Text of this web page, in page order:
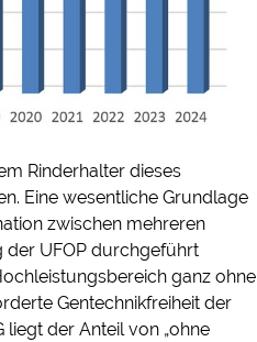
Rinderhalter dieses
Eine wesentliche Grundlage
zwischen mehreren
der UFOP durchgeführt
ganz ohne
Gentechnikfreiheit der
liegt der Anteil von „ohne